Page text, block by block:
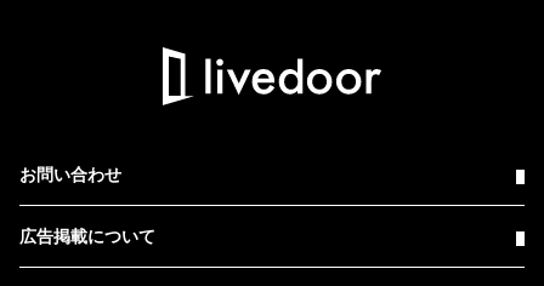
お問い合わせ
広告掲載について